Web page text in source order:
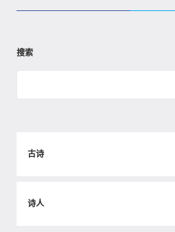
搜索
古诗
诗人